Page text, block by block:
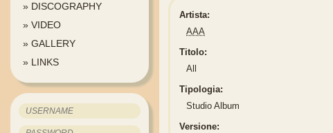
» DISCOGRAPHY
» VIDEO
» GALLERY
» LINKS
Artista:
AAA
Titolo:
All
Tipologia:
Studio Album
Versione: